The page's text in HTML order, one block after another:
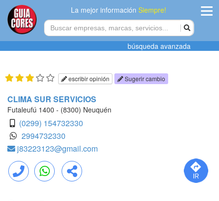
La mejor informaciónSiempre!
Agregar
Tiendacores
búsqueda avanzada
escribir opinión Sugerir cambio
CLIMA SUR SERVICIOS
Futaleufú 1400 - (8300) Neuquén
(0299) 154732330
2994732330
j83223123@gmail.com
Llamar WhatsApp Compartir